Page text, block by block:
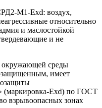
М1-Exd: воздух,
относительно
и маслостойкой
и не
окружающей среды
имеет
(маркировка-Exd) по ГОСТ
взрывоопасных зонах